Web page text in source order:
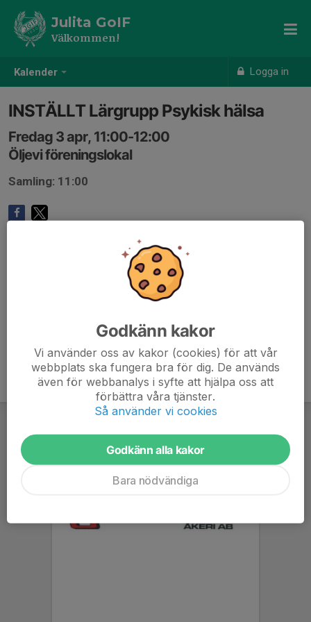
Kalender Logga in
Julita GoIF
Välkommen!
INSTÄLLT Lärgrupp Psykisk hälsa
Fredag 3 apr, 11:00-12:00
Öljevi föreningslokal
Samling: 11:00
Godkänn kakor
Vi använder oss av kakor (cookies) för att vår
webbplats ska fungera bra för dig. De används
även för webbanalys i syfte att hjälpa oss att
förbättra våra tjänster.
Så använder vi cookies
Godkänn alla kakor
Bara nödvändiga